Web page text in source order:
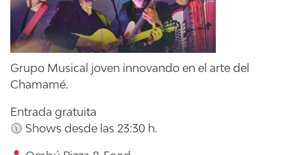
Grupo Musical joven innovando en el arte del
Chamamé.
Entrada gratuita
Shows desde las 23:30 h.